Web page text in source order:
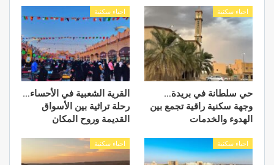
احياء سكنية
حي سلطانة في بريدة…
وجهة سكنية راقية تجمع بين
الهدوء والخدمات
احياء سكنية
القرية الشعبية في الأحساء…
رحلة تراثية بين الأسواق
القديمة وروح المكان
احياء سكنية احياء سكنية